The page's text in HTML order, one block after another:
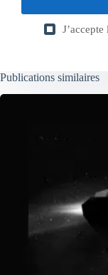
J’accepte
Publications similaires